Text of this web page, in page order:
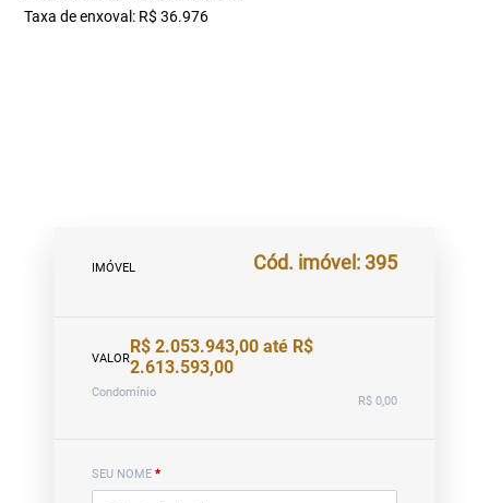
Taxa de enxoval: R$ 36.976
IMÓVEL Cód. imóvel: 395
VALOR
R$ 2.053.943,00 até R$
2.613.593,00
Condomínio
R$ 0,00
SEU NOME *